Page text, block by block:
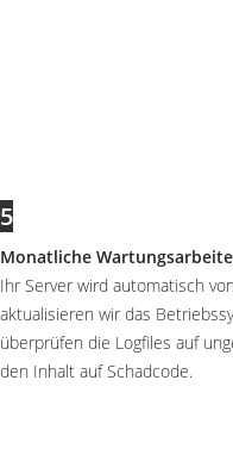
5
Monatliche
Ihr Server wird automatisch
aktualisieren wir das
überprüfen die Logfiles auf
den Inhalt auf Schadcode.